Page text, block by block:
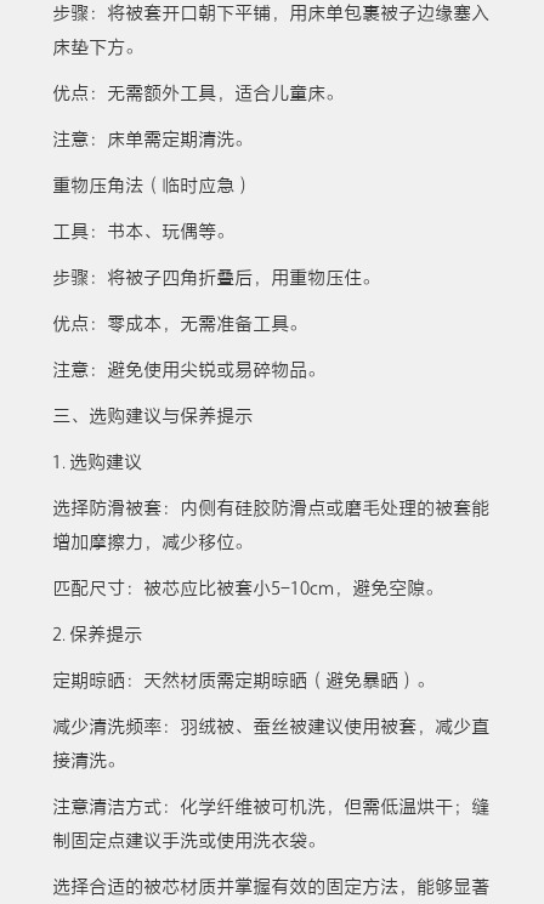
步骤：将被套开口朝下平铺，用床单包裹被子边缘塞入
床垫下方。
优点：无需额外工具，适合儿童床。
注意：床单需定期清洗。
重物压角法（临时应急）
工具：书本、玩偶等。
步骤：将被子四角折叠后，用重物压住。
优点：零成本，无需准备工具。
注意：避免使用尖锐或易碎物品。
三、选购建议与保养提示
1. 选购建议
选择防滑被套：内侧有硅胶防滑点或磨毛处理的被套能
增加摩擦力，减少移位。
匹配尺寸：被芯应比被套小5-10cm，避免空隙。
2. 保养提示
定期晾晒：天然材质需定期晾晒（避免暴晒）。
减少清洗频率：羽绒被、蚕丝被建议使用被套，减少直
接清洗。
注意清洁方式：化学纤维被可机洗，但需低温烘干；缝
制固定点建议手洗或使用洗衣袋。
选择合适的被芯材质并掌握有效的固定方法，能够显著